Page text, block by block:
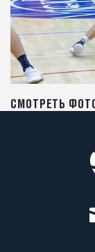
СМОТРЕТЬ